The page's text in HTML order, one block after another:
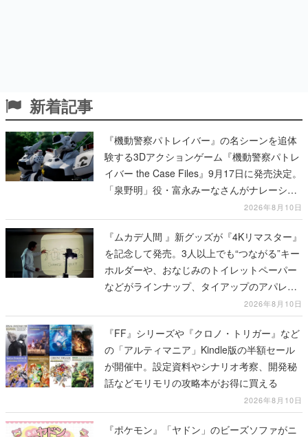
新着記事
『機動警察パトレイバー』の名シーンを追体
験する3Dアクションゲーム『機動警察パトレ
イバー the Case Files』9月17日に発売決定。
「泉野明」役・富永みーなさんがナレーショ
2026年8月10日
『ムカデ人間 』新グッズが『4Kリマスター』
を記念して発売。3人以上でも“つながる”キー
ホルダーや、おなじみのトイレットペーパー
などがラインナップ、タイアップのアパレル
グッズも公開され映画と現実世界が「つなが
る」
2026年8月10日
『FF』シリーズや『クロノ・トリガー』など
の「アルティマニア」Kindle版の半額セール
が開催中。設定資料やシナリオ考察、開発秘
話などモリモリの攻略本がお得に買える
2026年8月10日
『ポケモン』「ヤドン」のビーズソファがニ